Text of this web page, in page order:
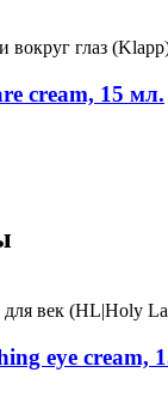
вокруг глаз
cream, 15 мл.
век (HL|Holy
eye cream,